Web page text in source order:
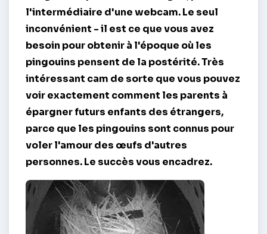
l'intermédiaire d'une webcam. Le seul
inconvénient - il est ce que vous avez
besoin pour obtenir à l'époque où les
pingouins pensent de la postérité. Très
intéressant cam de sorte que vous pouvez
voir exactement comment les parents à
épargner futurs enfants des étrangers,
parce que les pingouins sont connus pour
voler l'amour des œufs d'autres
personnes. Le succès vous encadrez.